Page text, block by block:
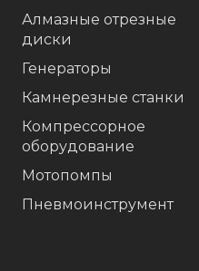
Алмазные отрезные
диски
Генераторы
Камнерезные станки
Компрессорное
оборудование
Мотопомпы
Пневмоинструмент